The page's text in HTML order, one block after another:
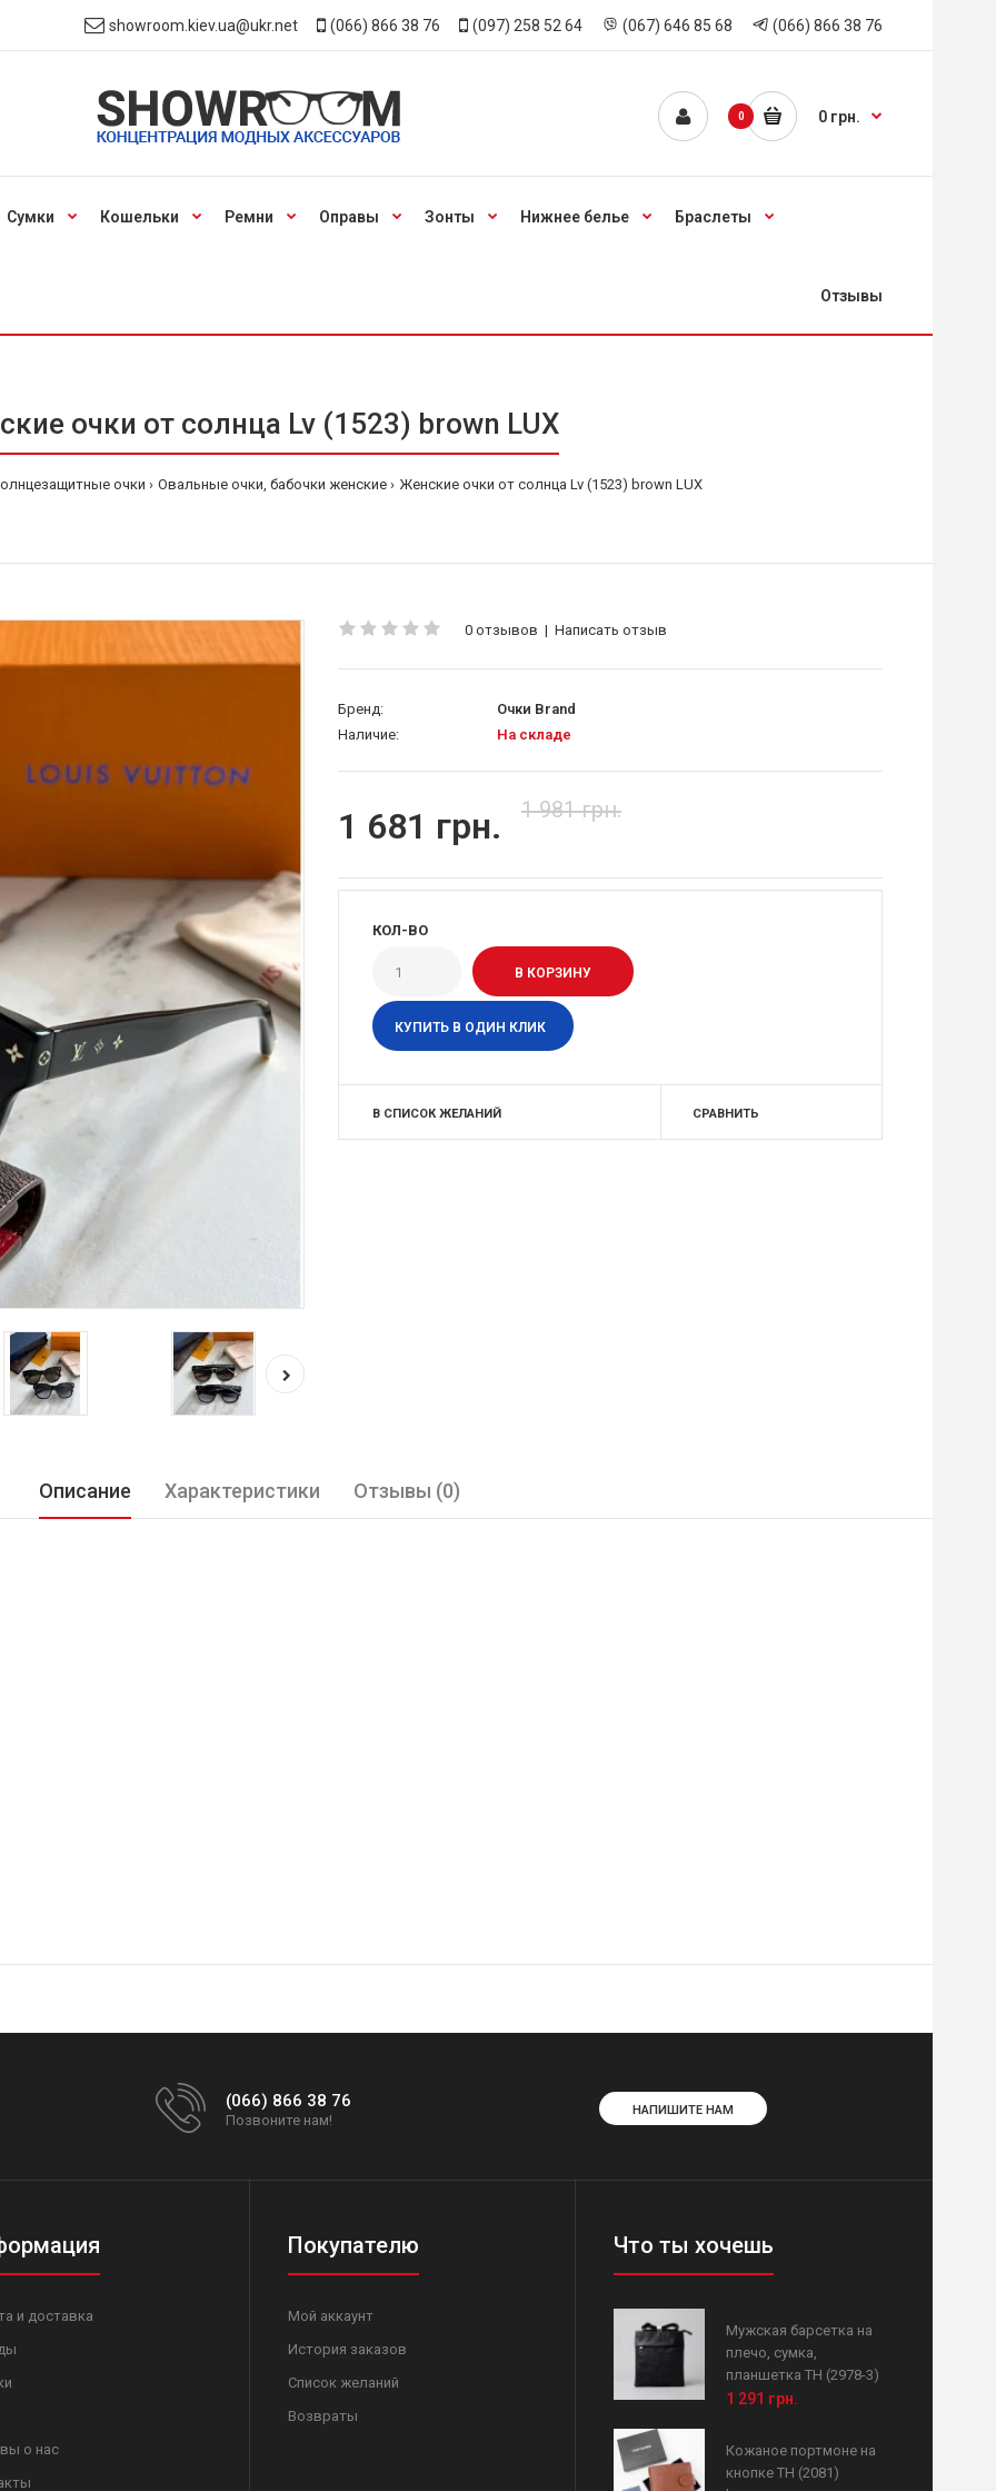
showroom.kiev.ua@ukr.net (066) 866 38 76 (097) 258 52 64 (067) 646 85 68 (066) 866 38 76
0 0 грн.
Сумки Кошельки Ремни Оправы Зонты Нижнее белье Браслеты
Отзывы
очки от солнца Lv (1523) brown LUX
очки Овальные очки, бабочки женские Женские очки от солнца Lv (1523) brown LUX
0 отзывов | Написать отзыв
Бренд:
Очки Brand
Наличие:
На складе
1 681 грн. 1 981 грн.
КОЛ-ВО
КУПИТЬ В ОДИН КЛИК
В СПИСОК ЖЕЛАНИЙ СРАВНИТЬ
Описание Характеристики Отзывы (0)
(066) 866 38 76
Позвоните нам!
НАПИШИТЕ НАМ
и доставка
о нас
Покупателю
Мой аккаунт
История заказов
Список желаний
Возвраты
Что ты хочешь
Мужская барсетка на
плечо, сумка,
планшетка ТН (2978-3)
1 291 грн.
Кожаное портмоне на
кнопке ТН (2081)